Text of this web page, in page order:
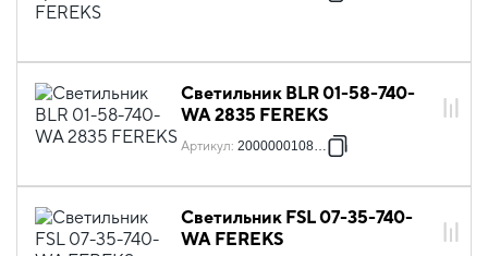
Светильник BLR 01-58-740-
WA 2835 FEREKS
Артикул: 2000000108353
Светильник FSL 07-35-740-
WA FEREKS